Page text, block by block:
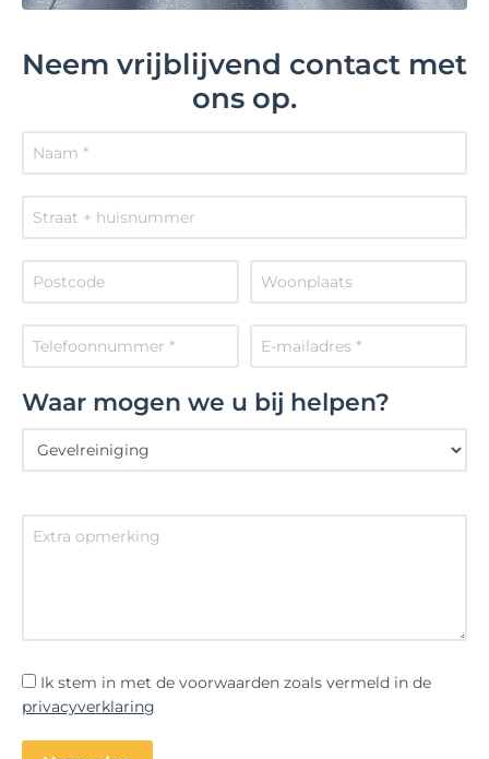
Neem vrijblijvend contact met
ons op.
Waar mogen we u bij helpen?
Ik stem in met de voorwaarden zoals vermeld in de
privacyverklaring